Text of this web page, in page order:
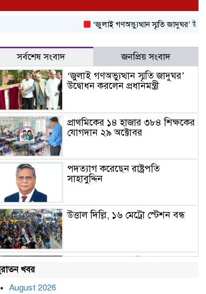
‘জুলাই গণঅভ্যুত্থান স্মৃতি জাদুঘর’ উদ্বোধন
সর্বশেষ সংবাদ জনপ্রিয় সংবাদ
‘জুলাই গণঅভ্যুত্থান স্মৃতি জাদুঘর’
উদ্বোধন করলেন প্রধানমন্ত্রী
প্রাথমিকের ১৪ হাজার ৩৮৪ শিক্ষকের
যোগদান ২৯ অক্টোবর
পদত্যাগ করেছেন রাষ্ট্রপতি
সাহাবুদ্দিন
উত্তাল দিল্লি, ১৬ মেট্রো স্টেশন বন্ধ
খবর
August 2026